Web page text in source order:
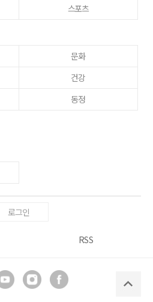
스포츠
문화
건강
동정
로그인
RSS